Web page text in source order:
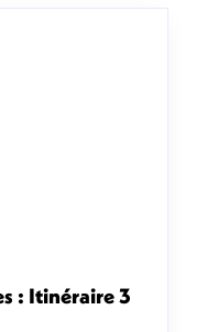
: Itinéraire 3